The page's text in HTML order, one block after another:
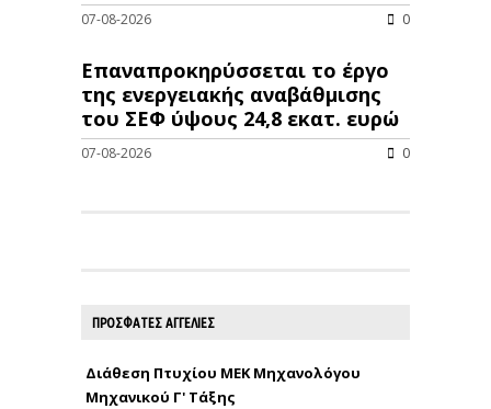
07-08-2026 0
Επαναπροκηρύσσεται το έργο
της ενεργειακής αναβάθμισης
του ΣΕΦ ύψους 24,8 εκατ. ευρώ
07-08-2026 0
ΠΡΟΣΦΑΤΕΣ ΑΓΓΕΛΙΕΣ
Διάθεση Πτυχίου ΜΕΚ Μηχανολόγου
Μηχανικού Γ' Τάξης